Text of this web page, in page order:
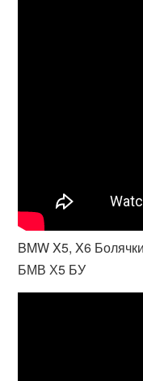
BMW X5, X6
БМВ Х5 БУ